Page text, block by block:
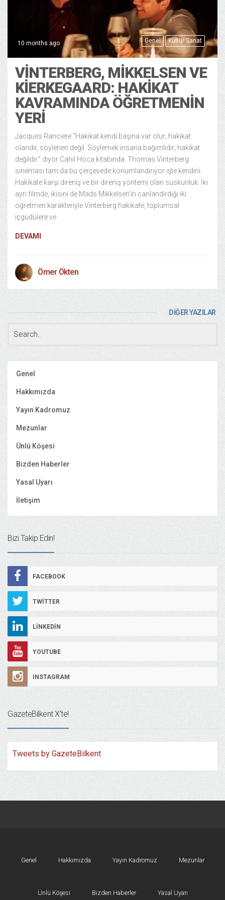
Genel Kültür Sanat
10 months ago
VINTERBERG, MIKKELSEN VE
KIERKEGAARD: HAKIKAT
KAVRAMINDA ÖĞRETMENIN
YERI
Jacques Ranciere “Hakikat kendi başına var olur; hakikat
olandır, söylenen değil. Söylemek insana bağımlıdır; hakikat
değildir.” diyor Cahil Hoca kitabında. Thomas Vinterberg
sineması tam da bu çerçevede konumlandırıyor işte kendini.
Hakikate karşı direniş ve bir direniş yöntemi olan suskunluk. İki
ayrı filmde, ikisini de Mads Mikkelsen’in canlandırdığı iki
öğretmen karakteriyle Vinterberg hakikate, toplumsal
içgüdülere ve
DEVAMI
Ömer Ökten
DİĞER YAZILAR
Genel
Hakkımızda
Yayın Kadromuz
Mezunlar
Ünlü Köşesi
Bizden Haberler
Yasal Uyarı
İletişim
Bizi Takip Edin!
FACEBOOK
TWITTER
LINKEDIN
YOUTUBE
INSTAGRAM
GazeteBilkent X’te!
Tweets by GazeteBilkent
Genel Hakkımızda Yayın Kadromuz Mezunlar
Ünlü Köşesi Bizden Haberler Yasal Uyarı